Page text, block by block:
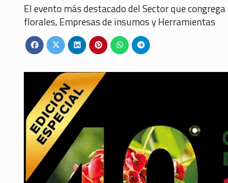
El evento más destacado del Sector que
florales, Empresas de insumos y Herramientas